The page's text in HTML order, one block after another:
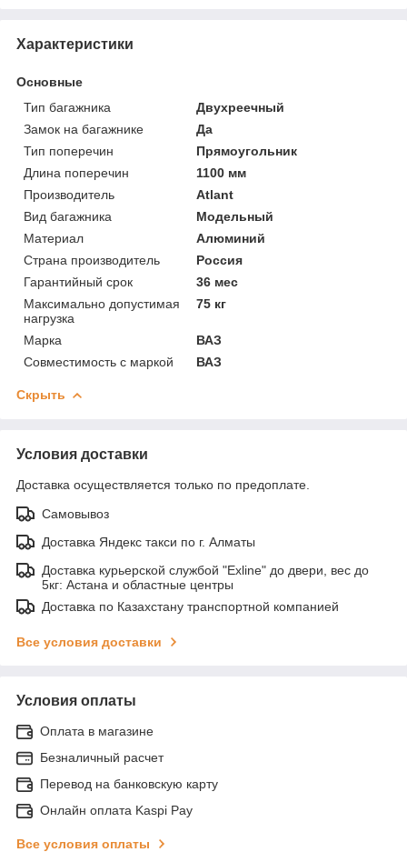
Характеристики
Основные
Тип багажника
Двухреечный
Замок на багажнике
Да
Тип поперечин
Прямоугольник
Длина поперечин
1100 мм
Производитель
Atlant
Вид багажника
Модельный
Материал
Алюминий
Страна производитель
Россия
Гарантийный срок
36 мес
Максимально допустимая
нагрузка
75 кг
Марка
ВАЗ
Совместимость с маркой
ВАЗ
Скрыть
Условия доставки
Доставка осуществляется только по предоплате.
Самовывоз
Доставка Яндекс такси по г. Алматы
Доставка курьерской службой "Exline" до двери, вес до
5кг: Астана и областные центры
Доставка по Казахстану транспортной компанией
Все условия доставки
Условия оплаты
Оплата в магазине
Безналичный расчет
Перевод на банковскую карту
Онлайн оплата Kaspi Pay
Все условия оплаты